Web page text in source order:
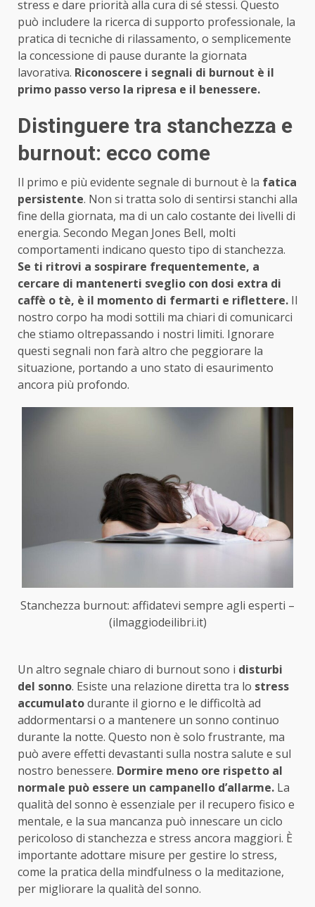
stress e dare priorità alla cura di sé stessi. Questo
può includere la ricerca di supporto professionale, la
pratica di tecniche di rilassamento, o semplicemente
la concessione di pause durante la giornata
lavorativa. Riconoscere i segnali di burnout è il
primo passo verso la ripresa e il benessere.
Distinguere tra stanchezza e
burnout: ecco come
Il primo e più evidente segnale di burnout è la fatica
persistente. Non si tratta solo di sentirsi stanchi alla
fine della giornata, ma di un calo costante dei livelli di
energia. Secondo Megan Jones Bell, molti
comportamenti indicano questo tipo di stanchezza.
Se ti ritrovi a sospirare frequentemente, a
cercare di mantenerti sveglio con dosi extra di
caffè o tè, è il momento di fermarti e riflettere. Il
nostro corpo ha modi sottili ma chiari di comunicarci
che stiamo oltrepassando i nostri limiti. Ignorare
questi segnali non farà altro che peggiorare la
situazione, portando a uno stato di esaurimento
ancora più profondo.
Stanchezza burnout: affidatevi sempre agli esperti –
(ilmaggiodeilibri.it)
Un altro segnale chiaro di burnout sono i disturbi
del sonno. Esiste una relazione diretta tra lo stress
accumulatodurante il giorno e le difficoltà ad
addormentarsi o a mantenere un sonno continuo
durante la notte. Questo non è solo frustrante, ma
può avere effetti devastanti sulla nostra salute e sul
nostro benessere. Dormire meno ore rispetto al
normale può essere un campanello d’allarme. La
qualità del sonno è essenziale per il recupero fisico e
mentale, e la sua mancanza può innescare un ciclo
pericoloso di stanchezza e stress ancora maggiori. È
importante adottare misure per gestire lo stress,
come la pratica della mindfulness o la meditazione,
per migliorare la qualità del sonno.